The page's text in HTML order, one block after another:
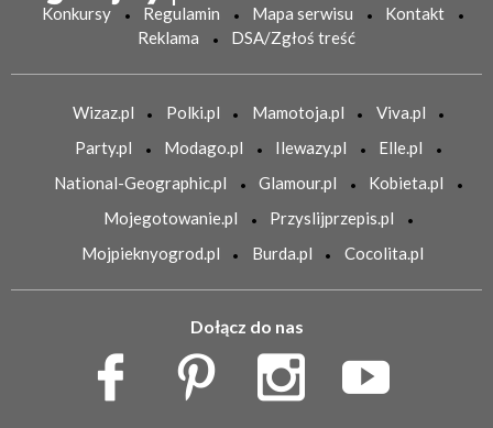
Konkursy
Regulamin Mapa serwisu
Kontakt
Reklama
DSA/Zgłoś treść
Wizaz.pl Polki.pl Mamotoja.pl
Viva.pl
Party.pl
Modago.pl Ilewazy.pl
Elle.pl
National-Geographic.pl
Glamour.pl
Kobieta.pl
Mojegotowanie.pl
Przyslijprzepis.pl
Mojpieknyogrod.pl
Burda.pl Cocolita.pl
Dołącz do nas